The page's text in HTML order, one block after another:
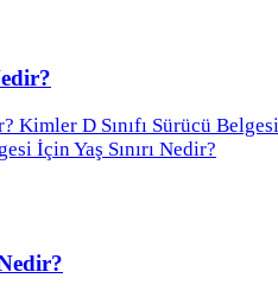
Kimler D Sınıfı Sürücü Belgesi
İçin Yaş Sınırı Nedir?